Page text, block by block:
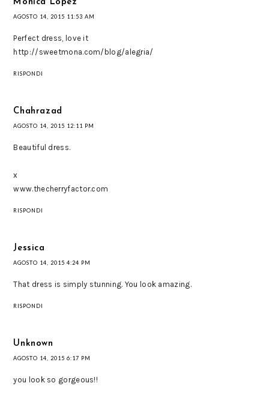
Monica Lopez
AGOSTO 14, 2015 11:53 AM
Perfect dress, love it
http://sweetmona.com/blog/alegria/
RISPONDI
Chahrazad
AGOSTO 14, 2015 12:11 PM
Beautiful dress.
x
www.thecherryfactor.com
RISPONDI
Jessica
AGOSTO 14, 2015 4:24 PM
That dress is simply stunning. You look amazing.
RISPONDI
Unknown
AGOSTO 14, 2015 6:17 PM
you look so gorgeous!!